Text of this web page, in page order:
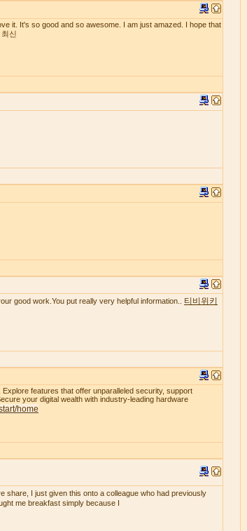
it. It's so good and so awesome. I am just amazed. I hope that
신
good work.You put really very helpful information.. 티비위키
features that offer unparalleled security, support
your digital wealth with industry-leading hardware
home
share, I just given this onto a colleague who had previously
me breakfast simply because I